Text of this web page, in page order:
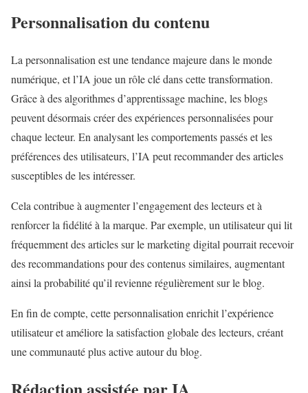
Personnalisation du contenu
La personnalisation est une tendance majeure dans le monde
numérique, et l’IA joue un rôle clé dans cette transformation.
Grâce à des algorithmes d’apprentissage machine, les blogs
peuvent désormais créer des expériences personnalisées pour
chaque lecteur. En analysant les comportements passés et les
préférences des utilisateurs, l’IA peut recommander des articles
susceptibles de les intéresser.
Cela contribue à augmenter l’engagement des lecteurs et à
renforcer la fidélité à la marque. Par exemple, un utilisateur qui lit
fréquemment des articles sur le marketing digital pourrait recevoir
des recommandations pour des contenus similaires, augmentant
ainsi la probabilité qu’il revienne régulièrement sur le blog.
En fin de compte, cette personnalisation enrichit l’expérience
utilisateur et améliore la satisfaction globale des lecteurs, créant
une communauté plus active autour du blog.